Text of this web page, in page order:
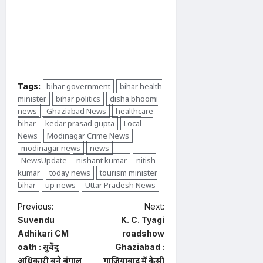
Tags: bihar government
bihar health
minister
bihar politics
disha bhoomi
news
Ghaziabad News
healthcare
bihar
kedar prasad gupta
Local
News
Modinagar Crime News
modinagar news
news
NewsUpdate
nishant kumar
nitish
kumar
today news
tourism minister
bihar
up news Uttar Pradesh News
P
o
s
Previous:
Suvendu
Adhikari CM
oath : सुवेंदु
अधिकारी बने बंगाल
Next:
K. C. Tyagi
roadshow
Ghaziabad :
गाजियाबाद में केसी